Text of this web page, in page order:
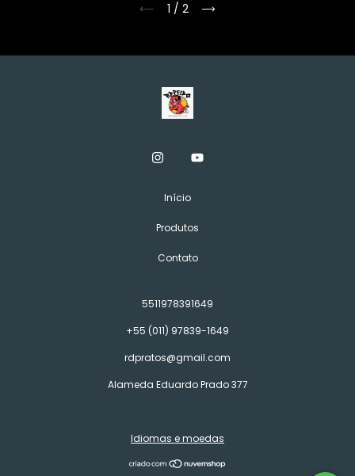
1 / 2
Início
Produtos
Contato
5511978391649
+55 (011) 97839-1649
rdpratos@gmail.com
Alameda Eduardo Prado 377
Idiomas e moedas